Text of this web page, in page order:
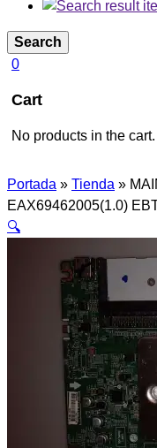
Search
0
Cart
No products in the cart.
Portada » Tienda »
EAX69462005(1.0)
🔍